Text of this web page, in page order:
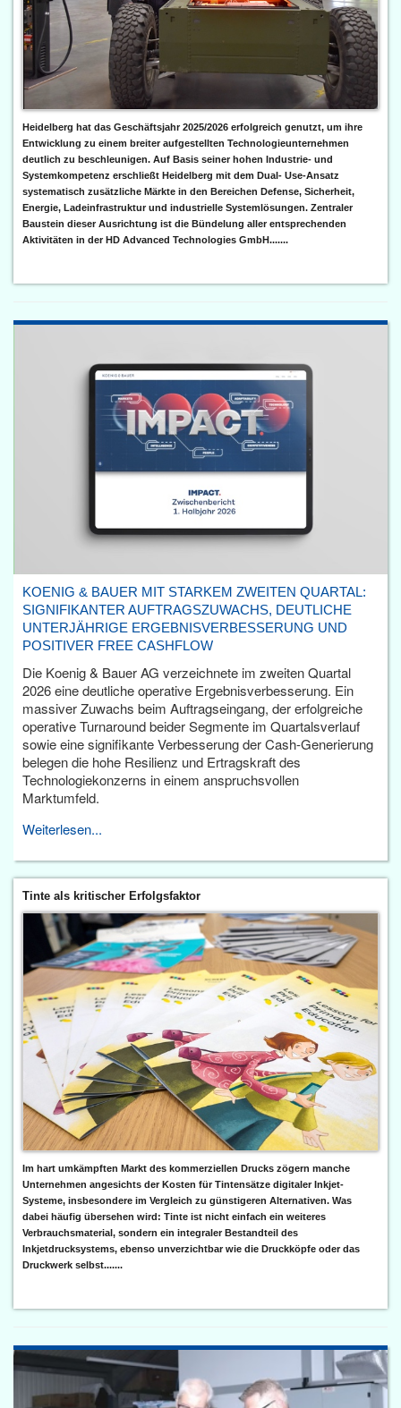
Heidelberg hat das Geschäftsjahr 2025/2026 erfolgreich genutzt, um ihre
Entwicklung zu einem breiter aufgestellten Technologieunternehmen
deutlich zu beschleunigen. Auf Basis seiner hohen Industrie- und
Systemkompetenz erschließt Heidelberg mit dem Dual- Use-Ansatz
systematisch zusätzliche Märkte in den Bereichen Defense, Sicherheit,
Energie, Ladeinfrastruktur und industrielle Systemlösungen. Zentraler
Baustein dieser Ausrichtung ist die Bündelung aller entsprechenden
Aktivitäten in der HD Advanced Technologies GmbH.......
KOENIG & BAUER MIT STARKEM ZWEITEN QUARTAL:
SIGNIFIKANTER AUFTRAGSZUWACHS, DEUTLICHE
UNTERJÄHRIGE ERGEBNISVERBESSERUNG UND
POSITIVER FREE CASHFLOW
Die Koenig & Bauer AG verzeichnete im zweiten Quartal
2026 eine deutliche operative Ergebnisverbesserung. Ein
massiver Zuwachs beim Auftragseingang, der erfolgreiche
operative Turnaround beider Segmente im Quartalsverlauf
sowie eine signifikante Verbesserung der Cash-Generierung
belegen die hohe Resilienz und Ertragskraft des
Technologiekonzerns in einem anspruchsvollen
Marktumfeld.
Weiterlesen...
Tinte als kritischer Erfolgsfaktor
Im hart umkämpften Markt des kommerziellen Drucks zögern manche
Unternehmen angesichts der Kosten für Tintensätze digitaler Inkjet-
Systeme, insbesondere im Vergleich zu günstigeren Alternativen. Was
dabei häufig übersehen wird: Tinte ist nicht einfach ein weiteres
Verbrauchsmaterial, sondern ein integraler Bestandteil des
Inkjetdrucksystems, ebenso unverzichtbar wie die Druckköpfe oder das
Druckwerk selbst.......